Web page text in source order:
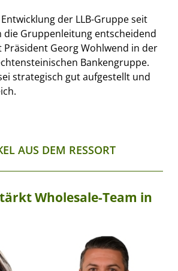
der LLB-Gruppe seit
Gruppenleitung entscheidend
Georg Wohlwend in der
Bankengruppe.
strategisch gut aufgestellt und
AUS DEM RESSORT
Wholesale-Team in